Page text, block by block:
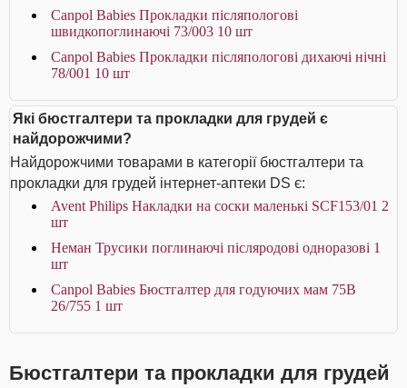
Canpol Babies Прокладки післяпологові
швидкопоглинаючі 73/003 10 шт
Canpol Babies Прокладки післяпологові дихаючі нічні
78/001 10 шт
Які бюстгалтери та прокладки для грудей є
найдорожчими?
Найдорожчими товарами в категорії бюстгалтери та
прокладки для грудей інтернет-аптеки DS є:
Avent Philips Накладки на соски маленькі SCF153/01 2
шт
Неман Трусики поглинаючі післяродові одноразові 1
шт
Canpol Babies Бюстгалтер для годуючих мам 75В
26/755 1 шт
Бюстгалтери та прокладки для грудей